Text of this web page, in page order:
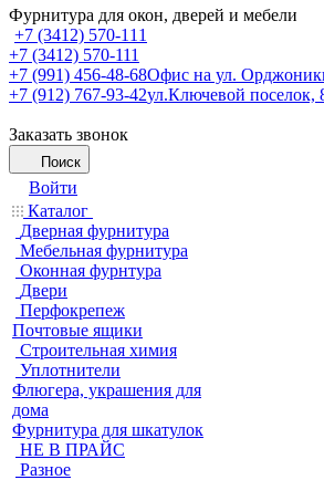
Фурнитура для окон, дверей и мебели
+7 (3412) 570-111
+7 (3412) 570-111
+7 (991) 456-48-68Офис на ул.
+7 (912) 767-93-42ул.Ключевой поселок,
Заказать звонок
Поиск
Войти
Каталог
Дверная фурнитура
Мебельная фурнитура
Оконная фурнтура
Двери
Перфокрепеж
Почтовые ящики
Строительная химия
Уплотнители
Флюгера, украшения для
дома
Фурнитура для шкатулок
НЕ В ПРАЙС
Разное